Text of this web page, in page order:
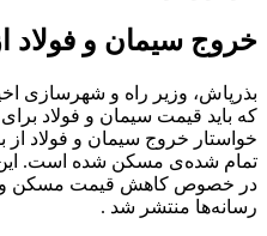
خروج سیمان و فولاد
بذرپاش، وزیر راه و شهرسازی
که باید قیمت سیمان و فولاد
خواستار خروج سیمان و فولاد
تمام شده‌ی مسکن شده است. این
در خصوص کاهش قیمت مسکن و
رسانه‌ها منتشر شد .